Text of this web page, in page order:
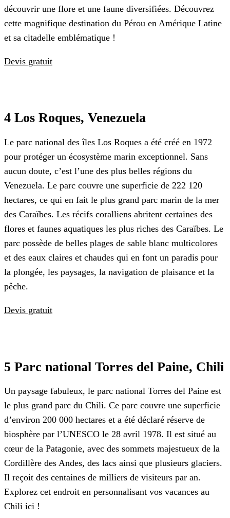
découvrir une flore et une faune diversifiées. Découvrez
cette magnifique destination du Pérou en Amérique Latine
et sa citadelle emblématique !
Devis gratuit
4 Los Roques, Venezuela
Le parc national des îles Los Roques a été créé en 1972
pour protéger un écosystème marin exceptionnel. Sans
aucun doute, c’est l’une des plus belles régions du
Venezuela. Le parc couvre une superficie de 222 120
hectares, ce qui en fait le plus grand parc marin de la mer
des Caraïbes. Les récifs coralliens abritent certaines des
flores et faunes aquatiques les plus riches des Caraïbes. Le
parc possède de belles plages de sable blanc multicolores
et des eaux claires et chaudes qui en font un paradis pour
la plongée, les paysages, la navigation de plaisance et la
pêche.
Devis gratuit
5 Parc national Torres del Paine, Chili
Un paysage fabuleux, le parc national Torres del Paine est
le plus grand parc du Chili. Ce parc couvre une superficie
d’environ 200 000 hectares et a été déclaré réserve de
biosphère par l’UNESCO le 28 avril 1978. Il est situé au
cœur de la Patagonie, avec des sommets majestueux de la
Cordillère des Andes, des lacs ainsi que plusieurs glaciers.
Il reçoit des centaines de milliers de visiteurs par an.
Explorez cet endroit en personnalisant vos vacances au
Chili ici !